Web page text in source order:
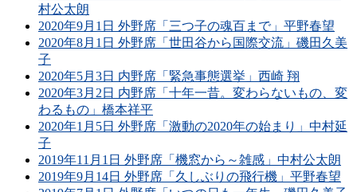
村公太朗
2020年9月1日 外野席「三つ子の魂百まで」平野春望
2020年8月1日 外野席「世田谷から国際交流」磯田久美
子
2020年5月3日 内野席「緊急事態選挙」西崎 翔
2020年3月2日 内野席「十年一昔。変わらないもの、変
わるもの」橋本祥平
2020年1月5日 外野席「激動の2020年の始まり」中村延
子
2019年11月1日 外野席「機窓から～雑感」中村公太朗
2019年9月14日 外野席「久しぶりの飛行機」平野春望